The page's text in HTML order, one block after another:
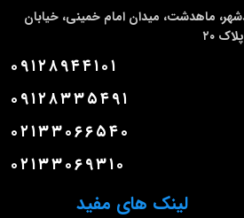
لینک های مفید
ماهدشت، میدان امام خمینی، خیابان
۲۰
۰۹۱۲۸۹۴۴۱۰۱
۰۹۱۲۸۳۳۵۴۹۱
۰۲۱۳۳۰۶۶۵۴۰
۰۲۱۳۳۰۶۹۳۱۰